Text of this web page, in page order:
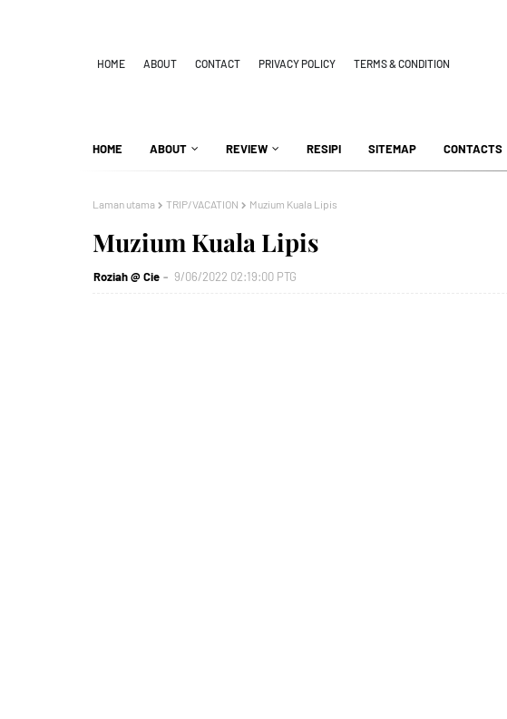
HOME ABOUT CONTACT PRIVACY POLICY TERMS & CONDITION
HOME ABOUT REVIEW RESIPI SITEMAP CONTACTS
Laman utama TRIP/VACATION Muzium Kuala Lipis
Muzium Kuala Lipis
Roziah @ Cie 9/06/2022 02:19:00 PTG